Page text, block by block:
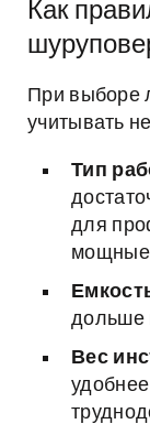
Как
При выборе
учитывать
Тип
для
мощные
дольше
Вес